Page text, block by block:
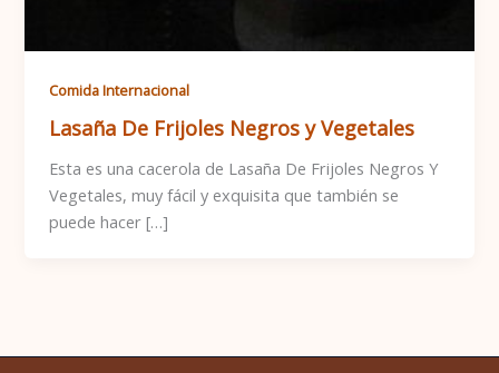
Comida Internacional
Lasaña De Frijoles Negros y Vegetales
Esta es una cacerola de Lasaña De Frijoles Negros Y
Vegetales, muy fácil y exquisita que también se
puede hacer […]